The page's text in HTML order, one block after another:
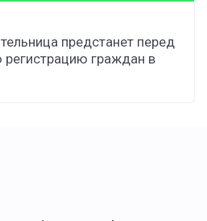
предстанет перед
граждан в